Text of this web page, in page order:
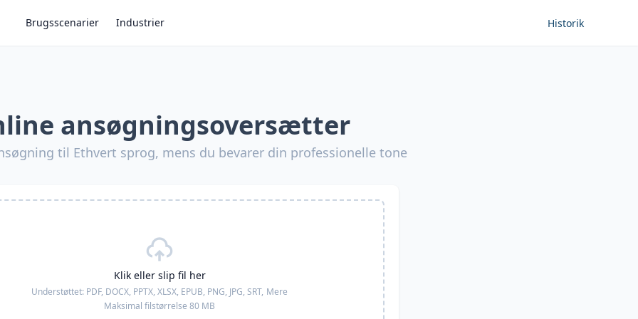
Brugsscenarier Industrier Historik
ansøgningsoversætter
til Ethvert sprog, mens du bevarer din professionelle tone
Klik eller slip fil her
Understøttet: PDF, DOCX, PPTX, XLSX, EPUB, PNG, JPG, SRT, Mere
Maksimal filstørrelse 80 MB